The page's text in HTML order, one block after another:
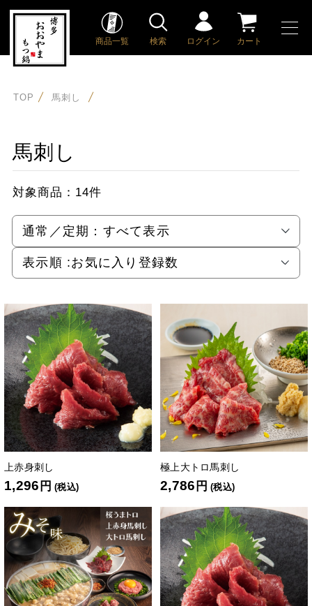
商品一覧 検索 ログイン カート
TOP 馬刺し
馬刺し
対象商品： 14件
通常／定期： すべて表示
表示順 :お気に入り登録数
上赤身刺し
1,296 円 (税込)
極上大トロ馬刺し
2,786 円 (税込)